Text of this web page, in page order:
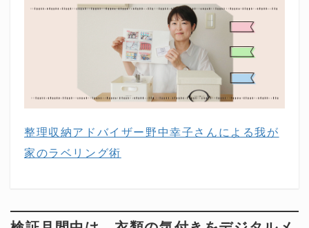
整理収納アドバイザー野中幸子さんによる我が
家のラベリング術